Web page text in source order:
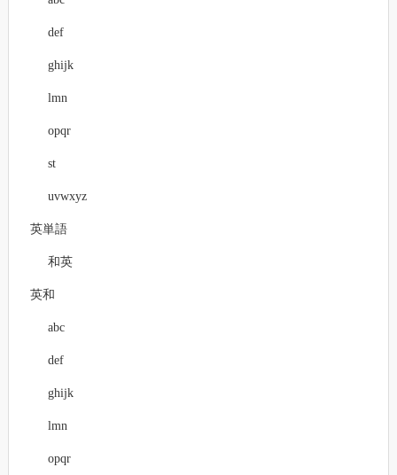
def
ghijk
lmn
opqr
st
uvwxyz
英単語
和英
英和
abc
def
ghijk
lmn
opqr